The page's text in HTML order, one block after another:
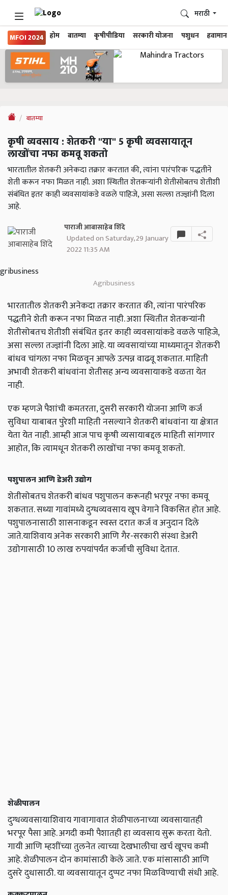
MFOI 2024 होम बातम्या कृषीपीडिया सरकारी योजना पशुधन हवामान
मराठी
बातम्या
कृषी व्यवसाय : शेतकरी "या" 5 कृषी व्यवसायातून
लाखोंचा नफा कमवू शकतो
भारतातील शेतकरी अनेकदा तक्रार करतात की, त्यांना पारंपरिक पद्धतीने
शेती करून नफा मिळत नाही. अशा स्थितीत शेतकऱ्यांनी शेतीसोबतच शेतीशी
संबंधित इतर काही व्यवसायांकडे वळले पाहिजे, असा सल्ला तज्ज्ञांनी दिला
आहे.
पाराजी आबासाहेब शिंदे
Updated on Saturday, 29 January
2022 11:35 AM
Agribusiness
भारतातील शेतकरी अनेकदा तक्रार करतात की, त्यांना पारंपरिक
पद्धतीने शेती करून नफा मिळत नाही. अशा स्थितीत शेतकऱ्यांनी
शेतीसोबतच शेतीशी संबंधित इतर काही व्यवसायांकडे वळले पाहिजे,
असा सल्ला तज्ज्ञांनी दिला आहे. या व्यवसायांच्या माध्यमातून शेतकरी
बांधव चांगला नफा मिळवून आपले उत्पन्न वाढवू शकतात. माहिती
अभावी शेतकरी बांधवांना शेतीसह अन्य व्यवसायाकडे वळता येत
नाही.
एक म्हणजे पैशांची कमतरता, दुसरी सरकारी योजना आणि कर्ज
सुविधा याबाबत पुरेशी माहिती नसल्याने शेतकरी बांधवांना या क्षेत्रात
येता येत नाही. आम्ही आज पाच कृषी व्यसायाबद्दल माहिती सांगणार
आहोत, कि त्यामधून शेतकरी लाखोंचा नफा कमवू शकतो.
पशुपालन आणि डेअरी उद्योग
शेतीसोबतच शेतकरी बांधव पशुपालन करूनही भरपूर नफा कमवू
शकतात. सध्या गावांमध्ये दुग्धव्यवसाय खूप वेगाने विकसित होत आहे.
पशुपालनासाठी शासनाकडून स्वस्त दरात कर्ज व अनुदान दिले
जाते.याशिवाय अनेक सरकारी आणि गैर-सरकारी संस्था डेअरी
उद्योगासाठी 10 लाख रुपयांपर्यंत कर्जाची सुविधा देतात.
शेळीपालन
दुग्धव्यवसायाशिवाय गावागावात शेळीपालनाच्या व्यवसायातही
भरपूर पैसा आहे. अगदी कमी पैशातही हा व्यवसाय सुरू करता येतो.
गायी आणि म्हशींच्या तुलनेत त्याच्या देखभालीचा खर्च खूपच कमी
आहे. शेळीपालन दोन कामांसाठी केले जाते. एक मांसासाठी आणि
दुसरे दुधासाठी. या व्यवसायातून दुप्पट नफा मिळविण्याची संधी आहे.